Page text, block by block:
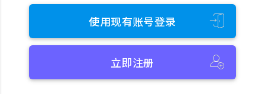
使用现有账号登录
立即注册